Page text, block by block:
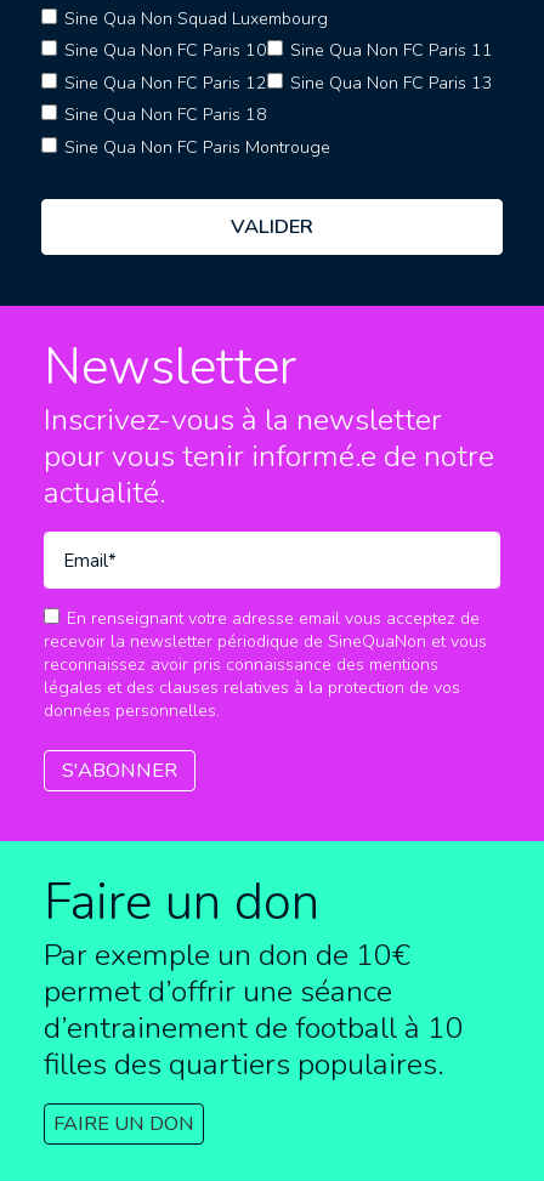
Sine Qua Non Squad Luxembourg
Sine Qua Non FC Paris 10
Sine Qua Non FC Paris 11
Sine Qua Non FC Paris 12
Sine Qua Non FC Paris 13
Sine Qua Non FC Paris 18
Sine Qua Non FC Paris Montrouge
Newsletter
Inscrivez-vous à la newsletter
pour vous tenir informé.e de notre
actualité.
En renseignant votre adresse email vous acceptez de
recevoir la newsletter périodique de SineQuaNon et vous
reconnaissez avoir pris connaissance des mentions
légales et des clauses relatives à la protection de vos
données personnelles.
Faire un don
Par exemple un don de 10€
permet d’offrir une séance
d’entrainement de football à 10
filles des quartiers populaires.
FAIRE UN DON